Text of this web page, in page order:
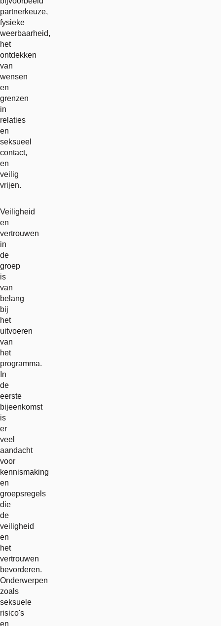
partnerkeuze,
fysieke
weerbaarheid,
het
ontdekken
van
wensen
en
grenzen
in
relaties
en
seksueel
contact,
en
veilig
vrijen.
Veiligheid
en
vertrouwen
in
de
groep
is
van
belang
bij
het
uitvoeren
van
het
programma.
In
de
eerste
bijeenkomst
is
er
veel
aandacht
voor
kennismaking
en
groepsregels
die
de
veiligheid
en
het
vertrouwen
bevorderen.
Onderwerpen
zoals
seksuele
risico's
en